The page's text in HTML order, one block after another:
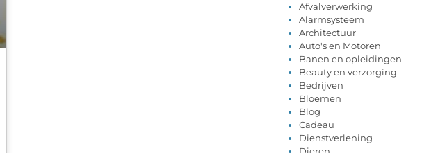
Afvalverwerking
Alarmsysteem
Architectuur
Auto's en Motoren
Banen en opleidingen
Beauty en verzorging
Bedrijven
Bloemen
Blog
Cadeau
Dienstverlening